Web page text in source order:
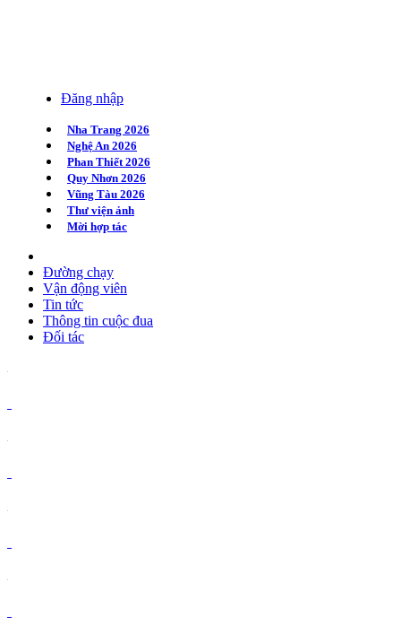
Đăng nhập
Nha Trang 2026
Nghệ An 2026
Phan Thiết 2026
Quy Nhơn 2026
Vũng Tàu 2026
Thư viện ảnh
Mời hợp tác
Đường chạy
Vận động viên
Tin tức
Thông tin cuộc đua
Đối tác